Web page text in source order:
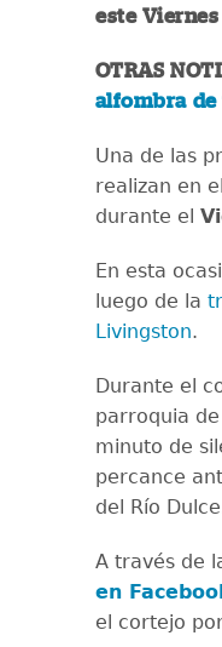
este
OTRAS
alfombra de
Una de las
realizan en
durante el
En esta
luego de la
Livingston.
Durante el
parroquia de
minuto de
percance
del Río
A través de
en
el cortejo